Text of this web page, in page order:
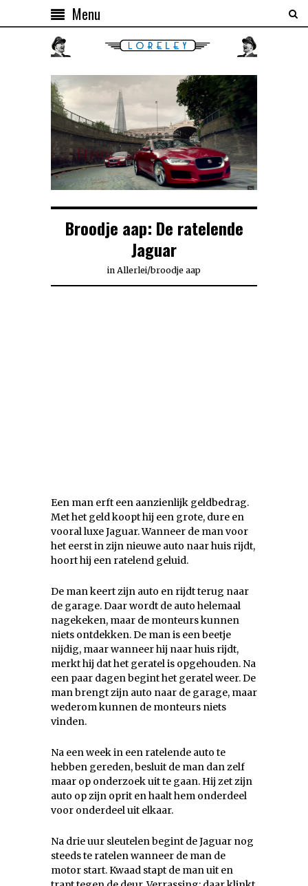
Menu
Broodje aap: De ratelende
Jaguar
in Allerlei/broodje aap
Een man erft een aanzienlijk geldbedrag.
Met het geld koopt hij een grote, dure en
vooral luxe Jaguar. Wanneer de man voor
het eerst in zijn nieuwe auto naar huis rijdt,
hoort hij een ratelend geluid.
De man keert zijn auto en rijdt terug naar
de garage. Daar wordt de auto helemaal
nagekeken, maar de monteurs kunnen
niets ontdekken. De man is een beetje
nijdig, maar wanneer hij naar huis rijdt,
merkt hij dat het geratel is opgehouden. Na
een paar dagen begint het geratel weer. De
man brengt zijn auto naar de garage, maar
wederom kunnen de monteurs niets
vinden.
Na een week in een ratelende auto te
hebben gereden, besluit de man dan zelf
maar op onderzoek uit te gaan. Hij zet zijn
auto op zijn oprit en haalt hem onderdeel
voor onderdeel uit elkaar.
Na drie uur sleutelen begint de Jaguar nog
steeds te ratelen wanneer de man de
motor start. Kwaad stapt de man uit en